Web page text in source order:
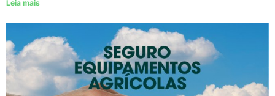
Leia mais